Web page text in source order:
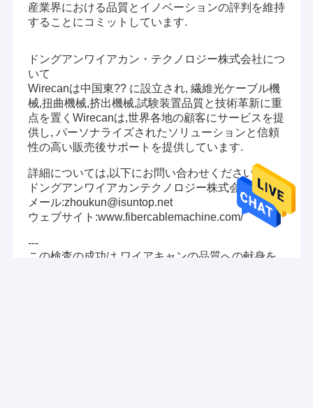
ホーム
ビデオ
わたしたち に つい て
工場 ツアー
品質管理
連絡 ください
産業界における品質とイノベーションの評判を維持
することにコミットしています.
ドングアンワイアカン・テクノロジー株式会社につ
いて
Wirecanは中国東?? に設立され, 繊維光ケーブル機
械,扭曲機械,挤出機械,試験装置品質と技術革新に重
点を置くWirecanは,世界各地の顧客にサービスを提
供し, パーソナライズされたソリューションと信頼
性の高い販売後サポートを提供しています.
詳細については,以下にお問い合わせください.
ドングアンワイアカンテクノロジー株式会社
メール:zhoukun@isuntop.net
ウェブサイト:www.fibercablemachine.com/
---
この検査の成功は,ワイアキャンの品質への献身を
を中国に拠点を置く.業界で10年以上経験,私たちは,世界中
の顧客に高品質の機器の信頼性と革新的なプロバイダー
として自分自身を確立しました.
FTTHドロップケーブルエクストルージングマシン,ファ
イバーカラーリングとリワインディングマシン,ローズチ
ューブエクストルージングライン,SZ ストランディングマ
ワイヤとケーブルを作る機械,BVワイヤとケーブルを作る
機械,LANケーブル完全なセットマシン,ワイヤの巻き込み
と巻き込みマシン,およびバンチャー,扭曲,ストランディン
製造施設では 最先端の技術と製造技術を使用して,製品が